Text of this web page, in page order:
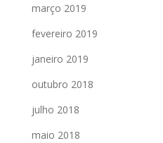
março 2019
fevereiro 2019
janeiro 2019
outubro 2018
julho 2018
maio 2018